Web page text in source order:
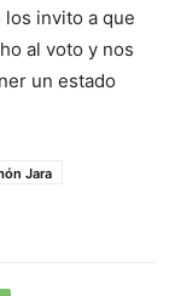
los invito a que
al voto y nos
un estado
Jara